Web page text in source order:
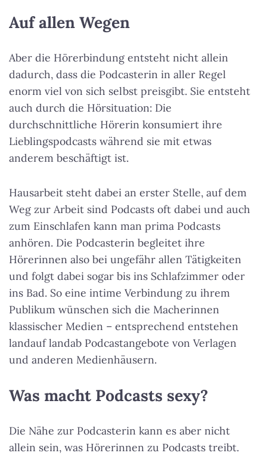
Auf allen Wegen
Aber die Hörerbindung entsteht nicht allein
dadurch, dass die Podcasterin in aller Regel
enorm viel von sich selbst preisgibt. Sie entsteht
auch durch die Hörsituation: Die
durchschnittliche Hörerin konsumiert ihre
Lieblingspodcasts während sie mit etwas
anderem beschäftigt ist.
Hausarbeit steht dabei an erster Stelle, auf dem
Weg zur Arbeit sind Podcasts oft dabei und auch
zum Einschlafen kann man prima Podcasts
anhören. Die Podcasterin begleitet ihre
Hörerinnen also bei ungefähr allen Tätigkeiten
und folgt dabei sogar bis ins Schlafzimmer oder
ins Bad. So eine intime Verbindung zu ihrem
Publikum wünschen sich die Macherinnen
klassischer Medien – entsprechend entstehen
landauf landab Podcastangebote von Verlagen
und anderen Medienhäusern.
Was macht Podcasts sexy?
Die Nähe zur Podcasterin kann es aber nicht
allein sein, was Hörerinnen zu Podcasts treibt.